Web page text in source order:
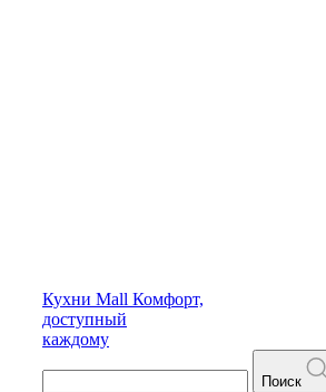
Кухни Mall Комфорт,
доступный
каждому
Поиск